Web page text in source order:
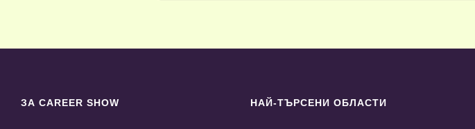
ЗА CAREER SHOW НАЙ-ТЪРСЕНИ ОБЛАСТИ